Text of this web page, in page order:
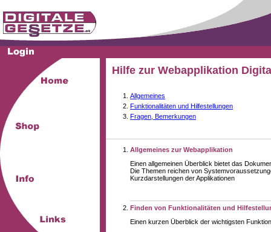
Hilfe zur Webapplikation
Allgemeines
Funktionalitäten und Hilfestellungen
Fragen, Bemerkungen
Allgemeines zur Webapplikation
Einen allgemeinen Überblick bietet das
Die Themen reichen von
Kurzdarstellungen der Applikationen
Finden von Funktionalitäten und
Einen kurzen Überblick der wichtigsten